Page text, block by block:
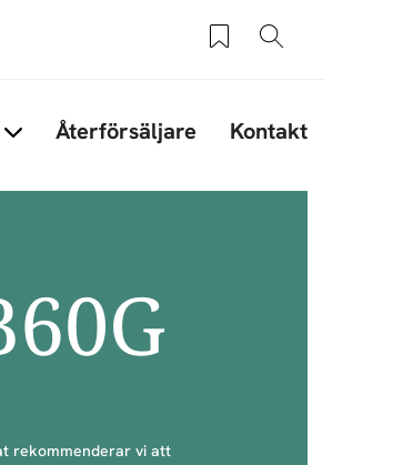
Sparade produkter
Sök
Återförsäljare Kontakt
rekommenderar vi att